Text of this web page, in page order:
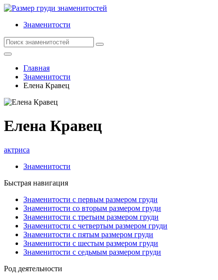
Знаменитости
Главная
Знаменитости
Елена Кравец
Елена Кравец
актриса
Знаменитости
Быстрая навигация
Знаменитости с первым размером груди
Знаменитости со вторым размером груди
Знаменитости с третьим размером груди
Знаменитости с четвертым размером груди
Знаменитости с пятым размером груди
Знаменитости с шестым размером груди
Знаменитости с седьмым размером груди
Род деятельности